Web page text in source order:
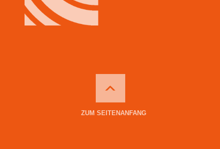
ZUM SEITENANFANG